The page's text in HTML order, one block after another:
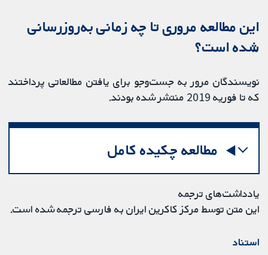
این مطالعه مروری تا چه زمانی به‌روز‌رسانی
شده‌ است؟
نویسندگان مرور به جست‌وجو برای یافتن مطالعاتی پرداختند
که تا فوریه 2019 منتشر شده بودند.
مطالعه چکیده کامل
یادداشت‌های ترجمه
این متن توسط مرکز کاکرین ایران به فارسی ترجمه شده است.
استناد